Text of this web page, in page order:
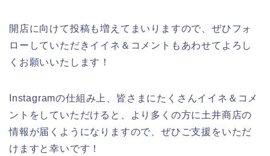
開店に向けて投稿も増えてまいりますので、ぜひフォ
ローしていただきイイネ＆コメントもあわせてよろし
くお願いいたします！
Instagramの仕組み上、皆さまにたくさんイイネ＆コメ
ントをしていただけると、より多くの方に土井商店の
情報が届くようになりますので、ぜひご支援をいただ
けますと幸いです！